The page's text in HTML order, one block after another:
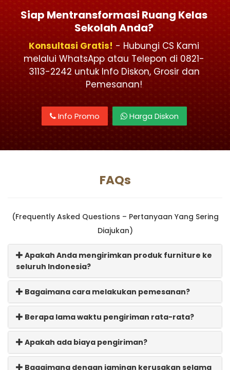
Siap Mentransformasi Ruang Kelas
Sekolah Anda?
Konsultasi Gratis! - Hubungi CS Kami
melalui WhatsApp atau Telepon di 0821-
3113-2242 untuk Info Diskon, Grosir dan
Pemesanan!
Info Promo Harga Diskon
FAQs
(Frequently Asked Questions – Pertanyaan Yang Sering
Diajukan)
Apakah Anda mengirimkan produk furniture ke
seluruh Indonesia?
Bagaimana cara melakukan pemesanan?
Berapa lama waktu pengiriman rata-rata?
Apakah ada biaya pengiriman?
Bagaimana dengan jaminan kerusakan selama